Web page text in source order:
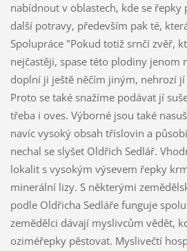
nabídnout v oblastech, kde se řepky
další potravy, především pak té,
Spolupráce "Pokud totiž srnčí zvěř,
nejčastěji, spase této plodiny jenom
doplní ji ještě něčím jiným, nehrozí jí
Proto se také snažíme podávat jí
třeba i oves. Výborné jsou také
navíc vysoký obsah tříslovin a
nechal se slyšet Oldřich Sedlář.
lokalit s vysokým výsevem řepky
minerální lizy. S některými
podle Oldřicha Sedláře funguje
zemědělci dávají myslivcům vědět,
oziméřepky pěstovat. Myslivečtí